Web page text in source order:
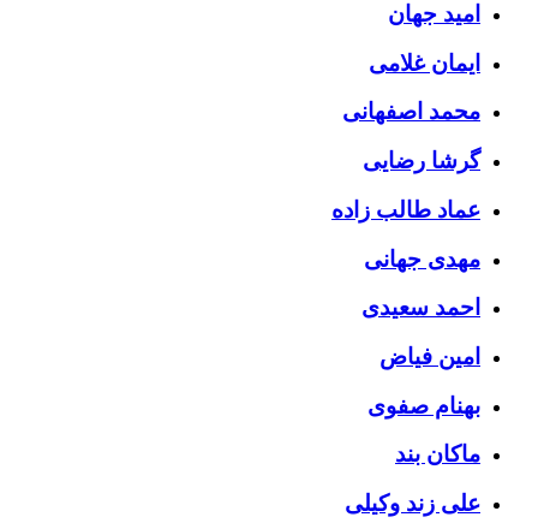
امید جهان
ایمان غلامی
محمد اصفهانی
گرشا رضایی
عماد طالب زاده
مهدی جهانی
احمد سعیدی
امین فیاض
بهنام صفوی
ماکان بند
علی زند وکیلی